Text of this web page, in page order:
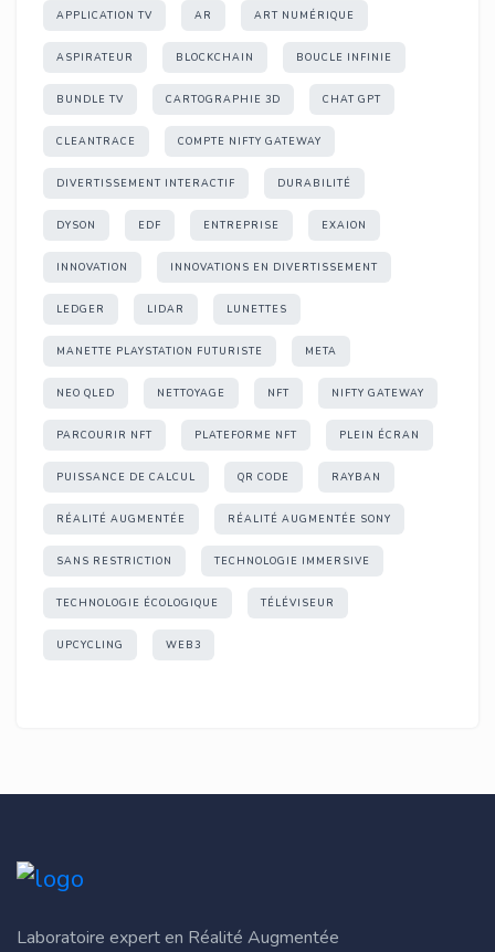
APPLICATION TV AR ART NUMÉRIQUE
ASPIRATEUR BLOCKCHAIN BOUCLE INFINIE
BUNDLE TV CARTOGRAPHIE 3D CHAT GPT
CLEANTRACE COMPTE NIFTY GATEWAY
DIVERTISSEMENT INTERACTIF DURABILITÉ
DYSON EDF ENTREPRISE EXAION
INNOVATION INNOVATIONS EN DIVERTISSEMENT
LEDGER LIDAR LUNETTES
MANETTE PLAYSTATION FUTURISTE META
NEO QLED NETTOYAGE NFT NIFTY GATEWAY
PARCOURIR NFT PLATEFORME NFT PLEIN ÉCRAN
PUISSANCE DE CALCUL QR CODE RAYBAN
RÉALITÉ AUGMENTÉE RÉALITÉ AUGMENTÉE SONY
SANS RESTRICTION TECHNOLOGIE IMMERSIVE
TECHNOLOGIE ÉCOLOGIQUE TÉLÉVISEUR
UPCYCLING WEB3
Laboratoire expert en Réalité Augmentée